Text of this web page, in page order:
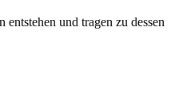
und tragen zu dessen